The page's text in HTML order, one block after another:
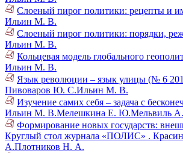
Слоеный пирог политики: рецепты и
Ильин М. В.
Слоеный пирог политики: порядки,
Ильин М. В.
Кольцевая модель глобального
Ильин М. В.
Язык революции – язык улицы (№ 6
Пивоваров Ю. С.Ильин М. В.
Изучение самих себя – задача с
Ильин М. В.Мелешкина Е. Ю.Мельвиль
Формирование новых государств:
Круглый стол журнала «ПОЛИС» .
А.Плотников Н. А.